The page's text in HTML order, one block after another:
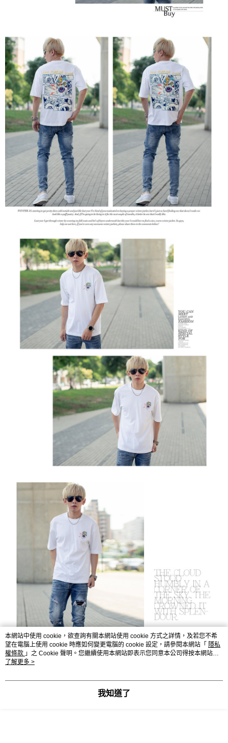
本網站中使用 cookie，欲查詢有關本網站使用 cookie 方式之詳情，及若您不希
望在電腦上使用 cookie 時應如何變更電腦的 cookie 設定，請參閱本網站「 隱私
權條款 」之 Cookie 聲明。您繼續使用本網站即表示您同意本公司得按本網站使
用條款之 Cookie 聲明使用 cookie。
了解更多 >
我知道了